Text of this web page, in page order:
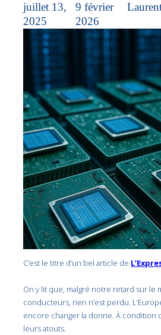
juillet 13,
2025
9 février
2026
C’est le titre d’un bel article de
On y lit que, malgré notre retard sur le
conducteurs, rien n’est perdu.
encore changer la donne. À condition
leurs atouts.